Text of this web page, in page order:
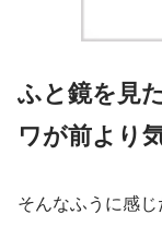
ふと鏡を見
ワが前より
そんなふうに感